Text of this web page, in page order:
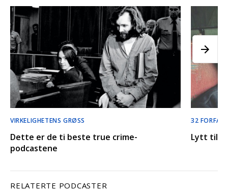
VIRKELIGHETENS GRØSS
Dette er de ti beste true crime-
podcastene
32
Lytt til
RELATERTE PODCASTER